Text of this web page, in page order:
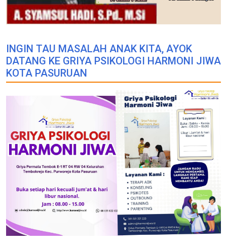
INGIN TAU MASALAH ANAK KITA, AYOK
DATANG KE GRIYA PSIKOLOGI HARMONI JIWA
KOTA PASURUAN